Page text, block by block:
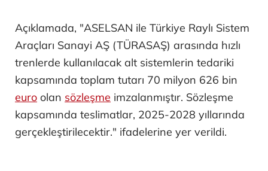
Açıklamada, "ASELSAN ile Türkiye Raylı Sistem
Araçları Sanayi AŞ (TÜRASAŞ) arasında hızlı
trenlerde kullanılacak alt sistemlerin tedariki
kapsamında toplam tutarı 70 milyon 626 bin
euro olan sözleşme imzalanmıştır. Sözleşme
kapsamında teslimatlar, 2025-2028 yıllarında
gerçekleştirilecektir." ifadelerine yer verildi.